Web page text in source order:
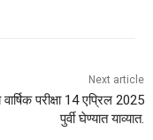
Next article
परीक्षा 14 एप्रिल 2025
पुर्वी घेण्यात याव्यात.